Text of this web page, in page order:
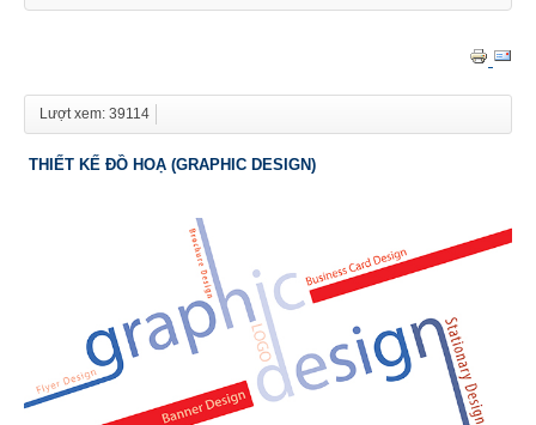
Lượt xem: 39114
THIẾT KẾ ĐỒ HOẠ (GRAPHIC DESIGN)